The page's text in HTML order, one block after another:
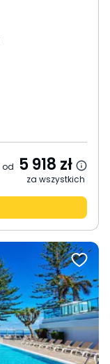
od 5 918 zł
za wszystkich